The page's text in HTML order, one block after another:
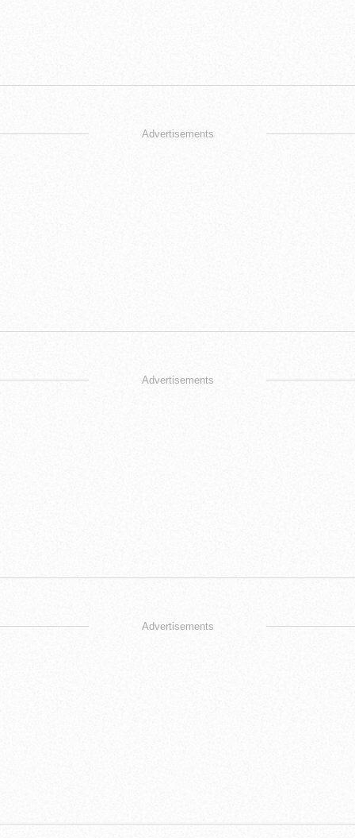
Advertisements
Advertisements
Advertisements